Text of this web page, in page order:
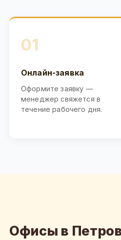
01
Онлайн-заявка
Оформите заявку —
менеджер свяжется в
течение рабочего дня.
Офисы в